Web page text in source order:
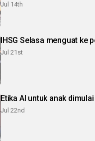
Jul 14th
IHSG Selasa menguat ke
Jul 21st
Etika AI untuk anak
Jul 22nd